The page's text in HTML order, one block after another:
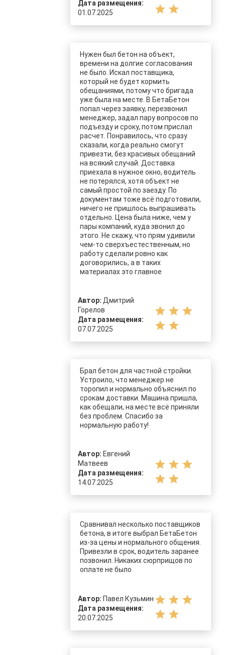
Дата размещения:
01.07.2025
star star
Нужен был бетон на объект,
времени на долгие согласования
не было. Искал поставщика,
который не будет кормить
обещаниями, потому что бригада
уже была на месте. В БетаБетон
попал через заявку, перезвонил
менеджер, задал пару вопросов по
подъезду и сроку, потом прислал
расчет. Понравилось, что сразу
сказали, когда реально смогут
привезти, без красивых обещаний
на всякий случай. Доставка
приехала в нужное окно, водитель
не потерялся, хотя объект не
самый простой по заезду. По
документам тоже всё подготовили,
ничего не пришлось выпрашивать
отдельно. Цена была ниже, чем у
пары компаний, куда звонил до
этого. Не скажу, что прям удивили
чем-то сверхъестественным, но
работу сделали ровно как
договорились, а в таких
материалах это главное
Автор: Дмитрий
Горелов
Дата размещения:
07.07.2025
star star star
star star
Брал бетон для частной стройки.
Устроило, что менеджер не
торопил и нормально объяснил по
срокам доставки. Машина пришла,
как обещали, на месте всё приняли
без проблем. Спасибо за
нормальную работу!
Автор: Евгений
Матвеев
Дата размещения:
14.07.2025
star star star
star star
Сравнивал несколько поставщиков
бетона, в итоге выбрал БетаБетон
из-за цены и нормального общения.
Привезли в срок, водитель заранее
позвонил. Никаких сюрприщов по
оплате не было
Автор: Павел Кузьмин
Дата размещения:
20.07.2025
star star star
star star